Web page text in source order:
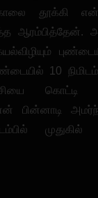
தூக்கி என்
ஆரம்பித்தேன்.
10
கொட்டி
பின்னாடி
முதுகில்